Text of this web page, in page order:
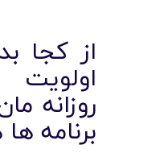
از کجا
اولویت
روزانه
برنامه